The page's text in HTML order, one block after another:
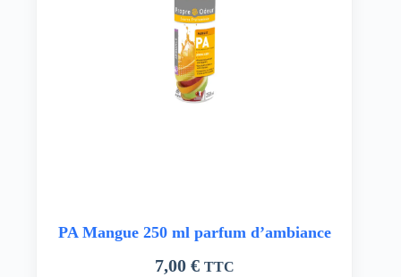
PA Mangue 250 ml parfum d’ambiance
7,00 € TTC